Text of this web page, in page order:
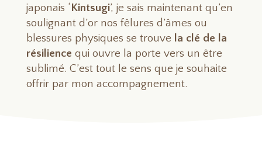
japonais ‘Kintsugi’, je sais maintenant qu’en
soulignant d’or nos fêlures d’âmes ou
blessures physiques se trouve la clé de la
résilience qui ouvre la porte vers un être
sublimé. C’est tout le sens que je souhaite
offrir par mon accompagnement.